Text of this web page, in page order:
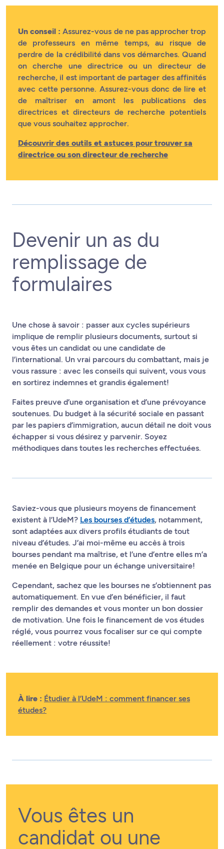
Un conseil : Assurez-vous de ne pas approcher trop
de professeurs en même temps, au risque de
perdre de la crédibilité dans vos démarches. Quand
on cherche une directrice ou un directeur de
recherche, il est important de partager des affinités
avec cette personne. Assurez-vous donc de lire et
de maîtriser en amont les publications des
directrices et directeurs de recherche potentiels
que vous souhaitez approcher.
Découvrir des outils et astuces pour trouver sa
directrice ou son directeur de recherche
Devenir un as du
remplissage de
formulaires
Une chose à savoir : passer aux cycles supérieurs
implique de remplir plusieurs documents, surtout si
vous êtes un candidat ou une candidate de
l’international. Un vrai parcours du combattant, mais je
vous rassure : avec les conseils qui suivent, vous vous
en sortirez indemnes et grandis également!
Faites preuve d’une organisation et d’une prévoyance
soutenues. Du budget à la sécurité sociale en passant
par les papiers d’immigration, aucun détail ne doit vous
échapper si vous désirez y parvenir. Soyez
méthodiques dans toutes les recherches effectuées.
Saviez-vous que plusieurs moyens de financement
existent à l’UdeM? Les bourses d’études, notamment,
sont adaptées aux divers profils étudiants de tout
niveau d’études. J’ai moi-même eu accès à trois
bourses pendant ma maîtrise, et l’une d’entre elles m’a
menée en Belgique pour un échange universitaire!
Cependant, sachez que les bourses ne s’obtiennent pas
automatiquement. En vue d’en bénéficier, il faut
remplir des demandes et vous monter un bon dossier
de motivation. Une fois le financement de vos études
réglé, vous pourrez vous focaliser sur ce qui compte
réellement : votre réussite!
À lire : Étudier à l’UdeM : comment financer ses
études?
Vous êtes un
candidat ou une